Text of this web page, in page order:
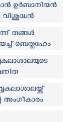
ഉർബാനിയൻ
വിശുദ്ധൻ
തങ്ങള്‍
ബെത്ലഹേം